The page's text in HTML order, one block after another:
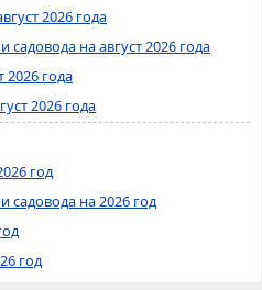
2026 года
на август 2026 года
2026 года
2026 года
год
садовода на 2026 год
год